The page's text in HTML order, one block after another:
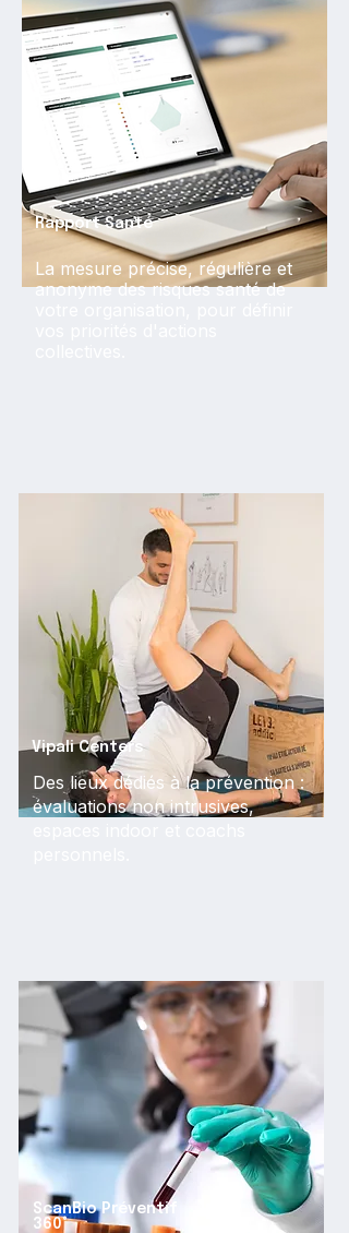
Rapport Santé
La mesure précise, régulière et
anonyme des risques santé de
Vipali Centers
Des lieux dédiés à la prévention :
évaluations non intrusives,
ScanBio Préventif
360°